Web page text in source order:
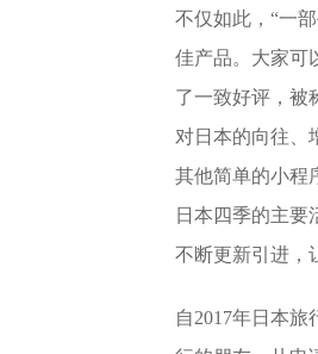
不仅如此，“一
佳产品。大家可
了一致好评，被
对日本的向往、
其他简单的小程
日本四季的主要
不断更新引进，
自2017年日本